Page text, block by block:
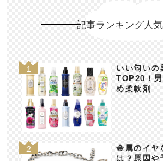
記事ランキング人
いい匂いの
TOP20！
め柔軟剤
金属のイヤ
は？原因や